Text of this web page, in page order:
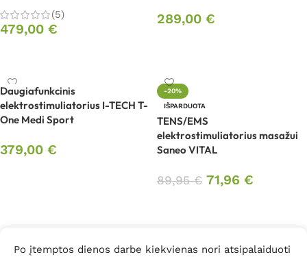
(5)
479,00 €
289,00 €
Daugiafunkcinis
elektrostimuliatorius I-TECH T-
One Medi Sport
379,00 €
-20%
IŠPARDUOTA
TENS/EMS
elektrostimuliatorius masažui
Saneo VITAL
89,95€ 71,96 €
Po įtemptos dienos darbe kiekvienas nori atsipalaiduoti